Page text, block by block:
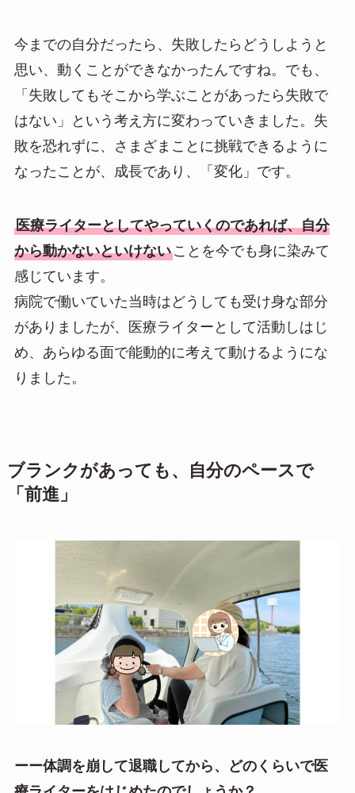
今までの自分だったら、失敗したらどうしようと
思い、動くことができなかったんですね。でも、
「失敗してもそこから学ぶことがあったら失敗で
はない」という考え方に変わっていきました。失
敗を恐れずに、さまざまことに挑戦できるように
なったことが、成長であり、「変化」です。
医療ライターとしてやっていくのであれば、自分
から動かないといけないことを今でも身に染みて
感じています。
病院で働いていた当時はどうしても受け身な部分
がありましたが、医療ライターとして活動しはじ
め、あらゆる面で能動的に考えて動けるようにな
りました。
ブランクがあっても、自分のペースで
「前進」
ーー体調を崩して退職してから、どのくらいで医